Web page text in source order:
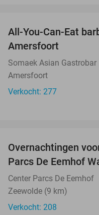
All-You-Can-Eat
Amersfoort
Somaek Asian Gastrobar
Amersfoort
Verkocht: 277
Overnachtingen
Parcs De Eemhof
Center Parcs De Eemhof
Zeewolde (9 km)
Verkocht: 208